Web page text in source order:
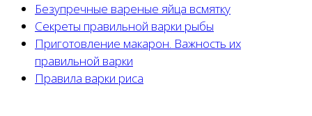
Безупречные вареные яйца всмятку
Секреты правильной варки рыбы
Приготовление макарон. Важность их
правильной варки
Правила варки риса